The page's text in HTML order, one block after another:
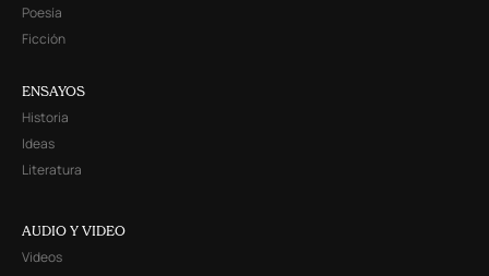
Poesía
Ficción
ENSAYOS
Historia
Ideas
Literatura
AUDIO Y VIDEO
Videos